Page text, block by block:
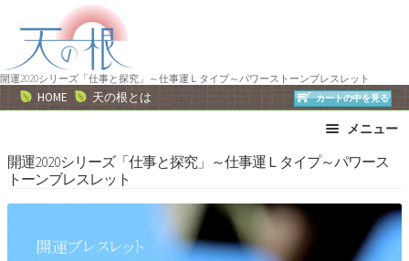
ー
へ
ン
キ
開運2020シリーズ「仕事と探究」～仕事運Ｌタイプ～パワーストーンブレスレット
HOME 天の根とは カートの中を見る
メニュー
ブレスレット
ストラップ
ネックレス
運勢で選ぶ
誕生石で選ぶ
色で選ぶ
開運2020シリーズ「仕事と探究」～仕事運Ｌタイプ～パワース
トーンブレスレット